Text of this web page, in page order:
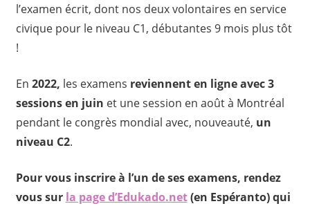
l’examen écrit, dont nos deux volontaires en service
civique pour le niveau C1, débutantes 9 mois plus tôt
!
En 2022, les examens reviennent en ligne avec 3
sessions en juin et une session en août à Montréal
pendant le congrès mondial avec, nouveauté, un
niveau C2.
Pour vous inscrire à l’un de ses examens, rendez
vous sur la page d’Edukado.net(en Espéranto) qui